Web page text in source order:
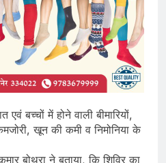
एवं बच्चों में होने वाली बीमारियों,
खून की कमी व निमोनिया के
बोथरा ने बताया, कि शिविर का